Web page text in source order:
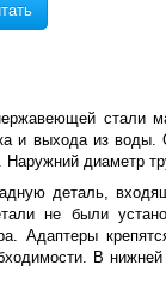
стали
и выхода из
Наружний диаметр
деталь,
не были
Адаптеры
В